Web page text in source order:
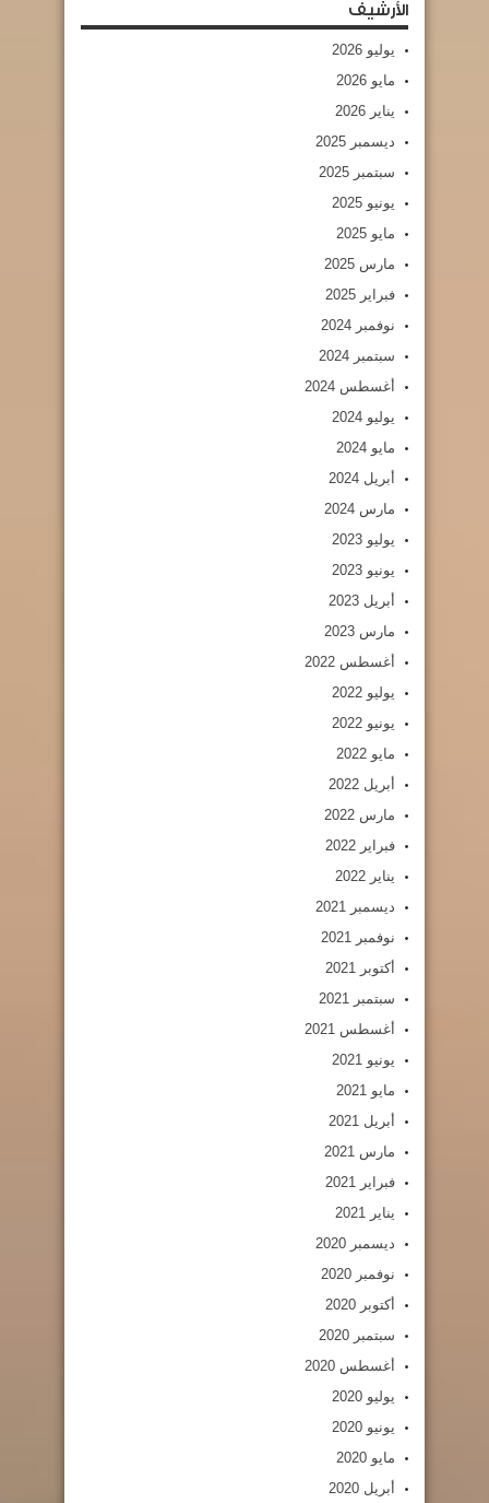
الأرشيف
يوليو 2026
مايو 2026
يناير 2026
ديسمبر 2025
سبتمبر 2025
يونيو 2025
مايو 2025
مارس 2025
فبراير 2025
نوفمبر 2024
سبتمبر 2024
أغسطس 2024
يوليو 2024
مايو 2024
أبريل 2024
مارس 2024
يوليو 2023
يونيو 2023
أبريل 2023
مارس 2023
أغسطس 2022
يوليو 2022
يونيو 2022
مايو 2022
أبريل 2022
مارس 2022
فبراير 2022
يناير 2022
ديسمبر 2021
نوفمبر 2021
أكتوبر 2021
سبتمبر 2021
أغسطس 2021
يونيو 2021
مايو 2021
أبريل 2021
مارس 2021
فبراير 2021
يناير 2021
ديسمبر 2020
نوفمبر 2020
أكتوبر 2020
سبتمبر 2020
أغسطس 2020
يوليو 2020
يونيو 2020
مايو 2020
أبريل 2020